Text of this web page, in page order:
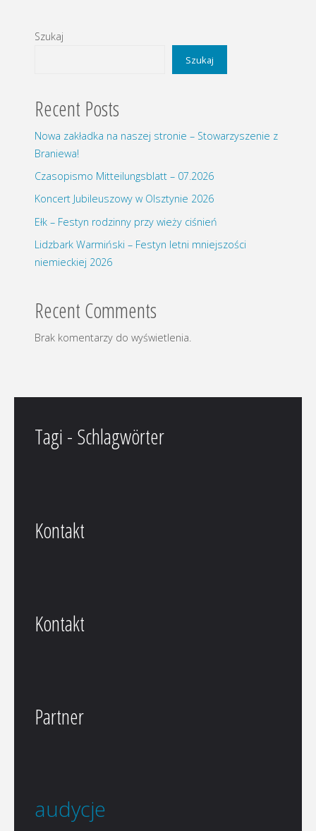
Szukaj
Szukaj
Recent Posts
Nowa zakładka na naszej stronie – Stowarzyszenie z
Braniewa!
Czasopismo Mitteilungsblatt – 07.2026
Koncert Jubileuszowy w Olsztynie 2026
Ełk – Festyn rodzinny przy wieży ciśnień
Lidzbark Warmiński – Festyn letni mniejszości
niemieckiej 2026
Recent Comments
Brak komentarzy do wyświetlenia.
Tagi - Schlagwörter
Kontakt
Kontakt
Partner
audycje